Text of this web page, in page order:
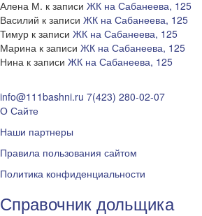
Алена М. к записи ЖК на Сабанеева, 125
Василий к записи ЖК на Сабанеева, 125
Тимур к записи ЖК на Сабанеева, 125
Марина к записи ЖК на Сабанеева, 125
Нина к записи ЖК на Сабанеева, 125
info@111bashni.ru 7(423) 280-02-07
О Сайте
Наши партнеры
Правила пользования сайтом
Политика конфиденциальности
Справочник дольщика